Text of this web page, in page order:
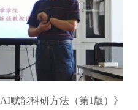
AI赋能科研方法（第1 版）》